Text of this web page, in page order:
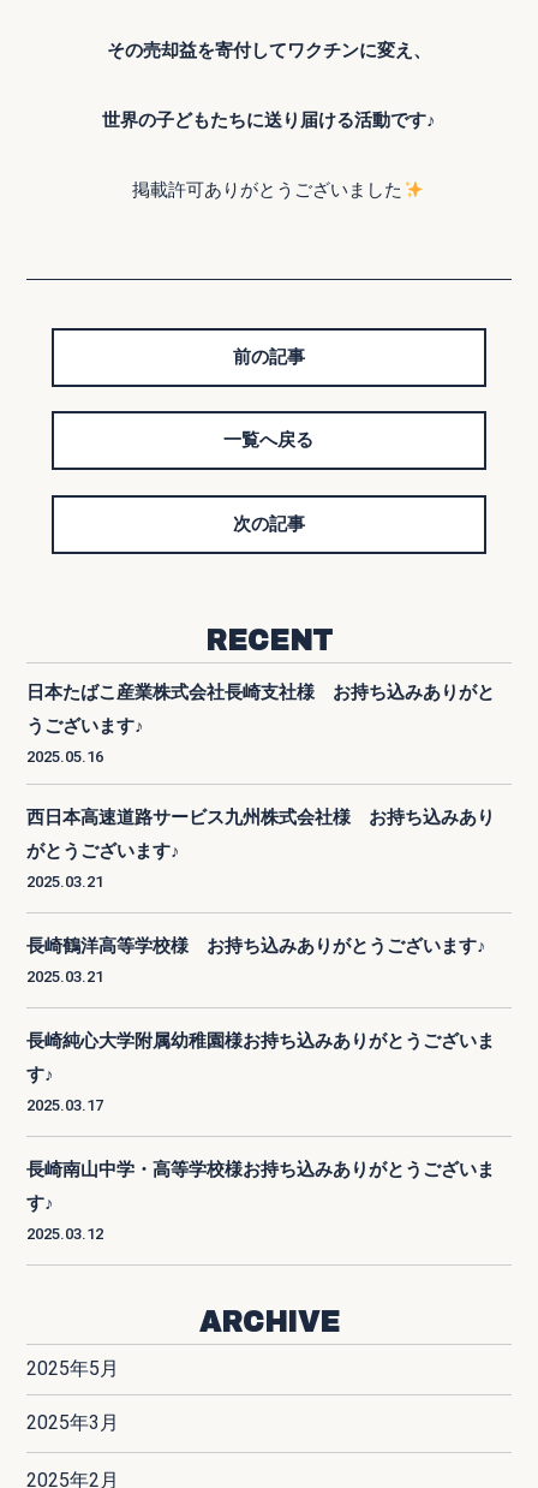
その売却益を寄付してワクチンに変え、
世界の子どもたちに送り届ける活動です♪
掲載許可ありがとうございました
前の記事
一覧へ戻る
次の記事
RECENT
日本たばこ産業株式会社長崎支社様 お持ち込みありがと
うございます♪
2025.05.16
西日本高速道路サービス九州株式会社様 お持ち込みあり
がとうございます♪
2025.03.21
長崎鶴洋高等学校様 お持ち込みありがとうございます♪
2025.03.21
長崎純心大学附属幼稚園様お持ち込みありがとうございま
す♪
2025.03.17
長崎南山中学・高等学校様お持ち込みありがとうございま
す♪
2025.03.12
ARCHIVE
2025年5月
2025年3月
2025年2月